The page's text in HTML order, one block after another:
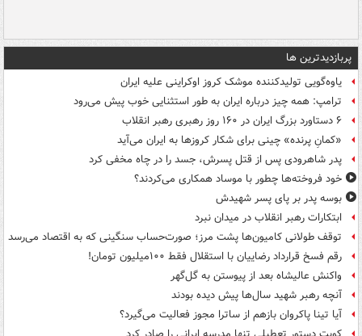
پربازدیدترین ها
یاوه‌گویی تولیدکننده موشک کروز اوکراینی علیه ایران
ترامپ: همه چیز درباره ایران به طور استثنایی خوب پیش می‌رود
۶ دستاورد بزرگ ایران در ۱۶۰ روز رهبری رهبر انقلاب
«کمانِ پرنده» چینی برای شکار کروزها به ایران می‌آید
پدر شاهرودی پس از قتل پسرش، جسد را در چاه مخفی کرد
خود فروخته‌ها چطور با موساد همکاری می‌کردند؟
بوسه‌ پدر بر پای پسر شهیدش
ابتکارات رهبر انقلاب در میدان نبرد
توقف طولانی کامیون‌ها پشت مرز؛ صورت‌حساب سنگینی که به اقتصاد می‌رسد
رقم فسخ قرارداد رضاییان با استقلال فقط ۱۰۰میلیون تومان!
واکنش عالیشاه بعد از پیوستن به گل‌گهر
آنچه رهبر شهید سال‌ها پیش دیده بودند
آیا تینا پاکروان بازهم از ساترا مجوز فعالیت می‌گیرد؟